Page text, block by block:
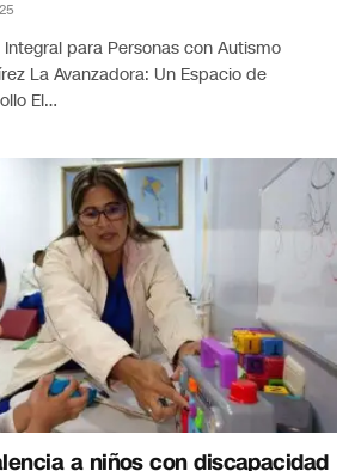
para Personas con Autismo
La Avanzadora: Un Espacio de
El…
a niños con discapacidad